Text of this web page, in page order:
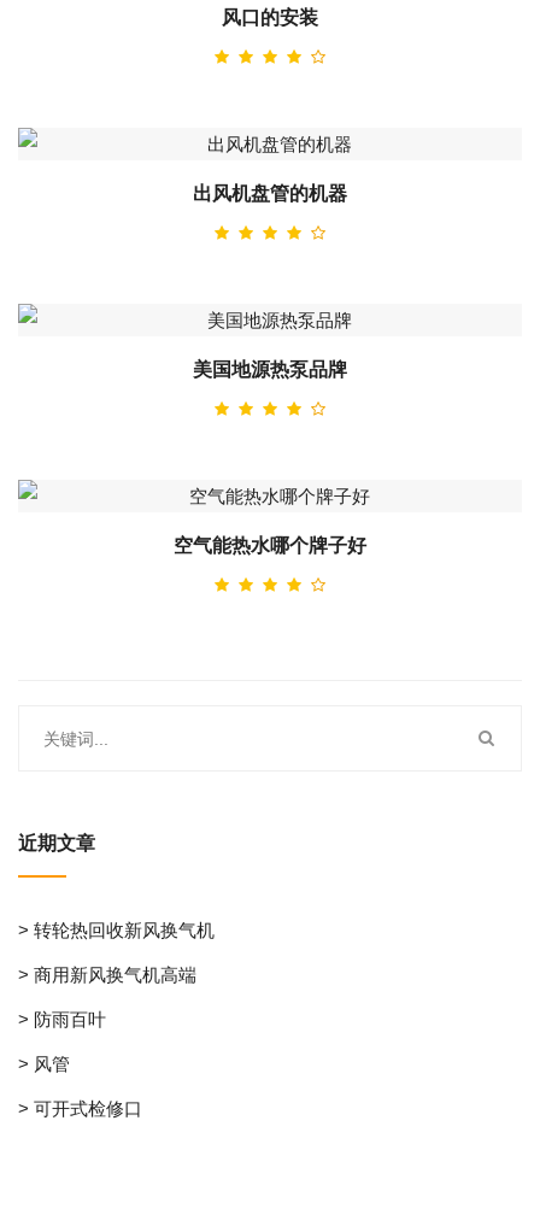
风口的安装
出风机盘管的机器
美国地源热泵品牌
空气能热水哪个牌子好
近期文章
> 转轮热回收新风换气机
> 商用新风换气机高端
> 防雨百叶
> 风管
> 可开式检修口